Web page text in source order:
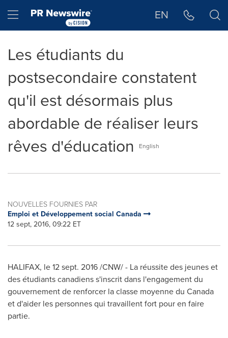
Hamburger menu EN
Les étudiants du
postsecondaire constatent
qu'il est désormais plus
abordable de réaliser leurs
rêves d'éducation
English
NOUVELLES FOURNIES PAR
Emploi et Développement social Canada
12 sept, 2016, 09:22 ET
HALIFAX, le 12 sept. 2016 /CNW/ - La réussite des jeunes et
des étudiants canadiens s'inscrit dans l'engagement du
gouvernement de renforcer la classe moyenne du Canada
et d'aider les personnes qui travaillent fort pour en faire
partie.